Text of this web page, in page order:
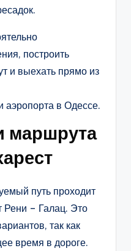
построить
и выехать прямо из
аэропорта в Одессе.
маршрута
путь проходит
Рени – Галац. Это
так как
время в дороге.